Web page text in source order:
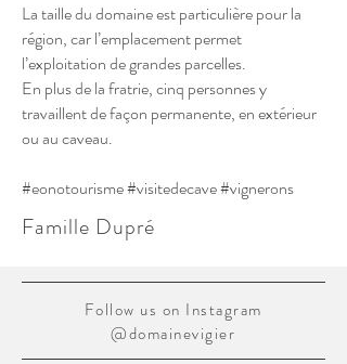
La taille du domaine est particulière pour la
région, car l’emplacement permet
l’exploitation de grandes parcelles.
En plus de la fratrie, cinq personnes y
travaillent de façon permanente, en extérieur
ou au caveau.
#eonotourisme #visitedecave #vignerons
Famille Dupré
Follow us on Instagram
@domainevigier